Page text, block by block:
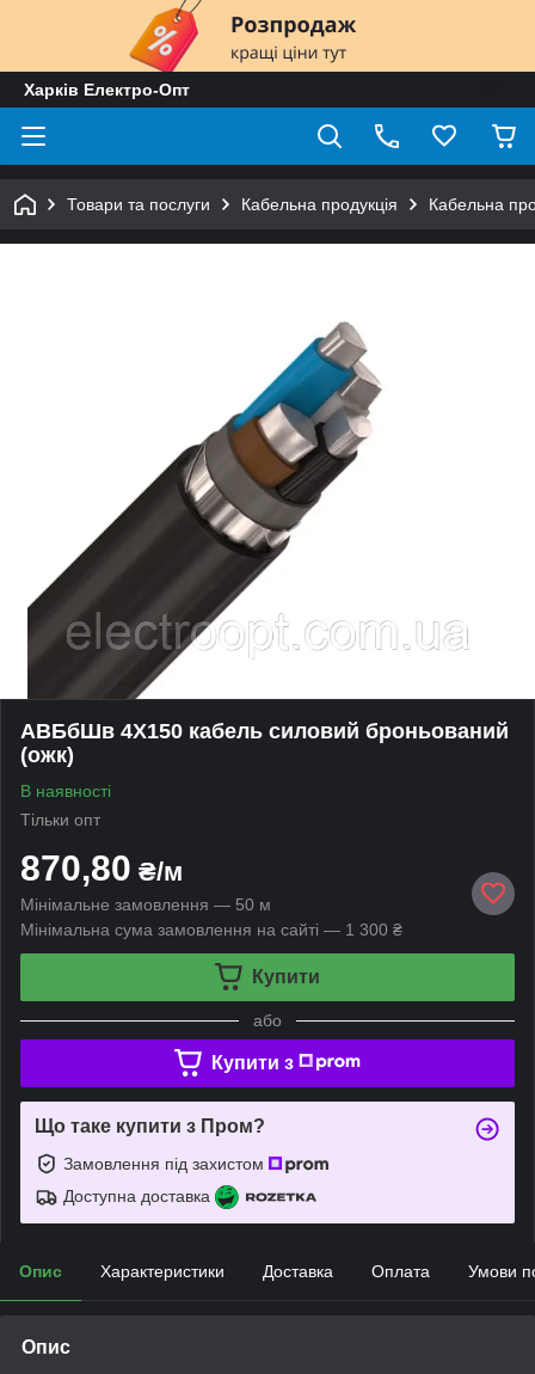
Харків Електро-Опт
Товари та послуги Кабельна продукція Кабельна
АВБбШв 4Х150 кабель силовий броньований
(ожк)
В наявності
Тільки опт
870,80 ₴/м
Мінімальне замовлення — 50 м
Мінімальна сума замовлення на сайті — 1 300 ₴
Купити
або
Купити з
Що таке купити з Пром?
Замовлення під захистом
Доступна доставка
Опис Характеристики Доставка Оплата Умови
Опис